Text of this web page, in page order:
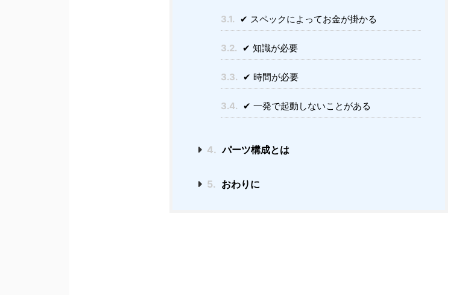
3.1. ✔ スペックによってお金が掛かる
3.2. ✔ 知識が必要
3.3. ✔ 時間が必要
3.4. ✔ 一発で起動しないことがある
4. パーツ構成とは
5. おわりに